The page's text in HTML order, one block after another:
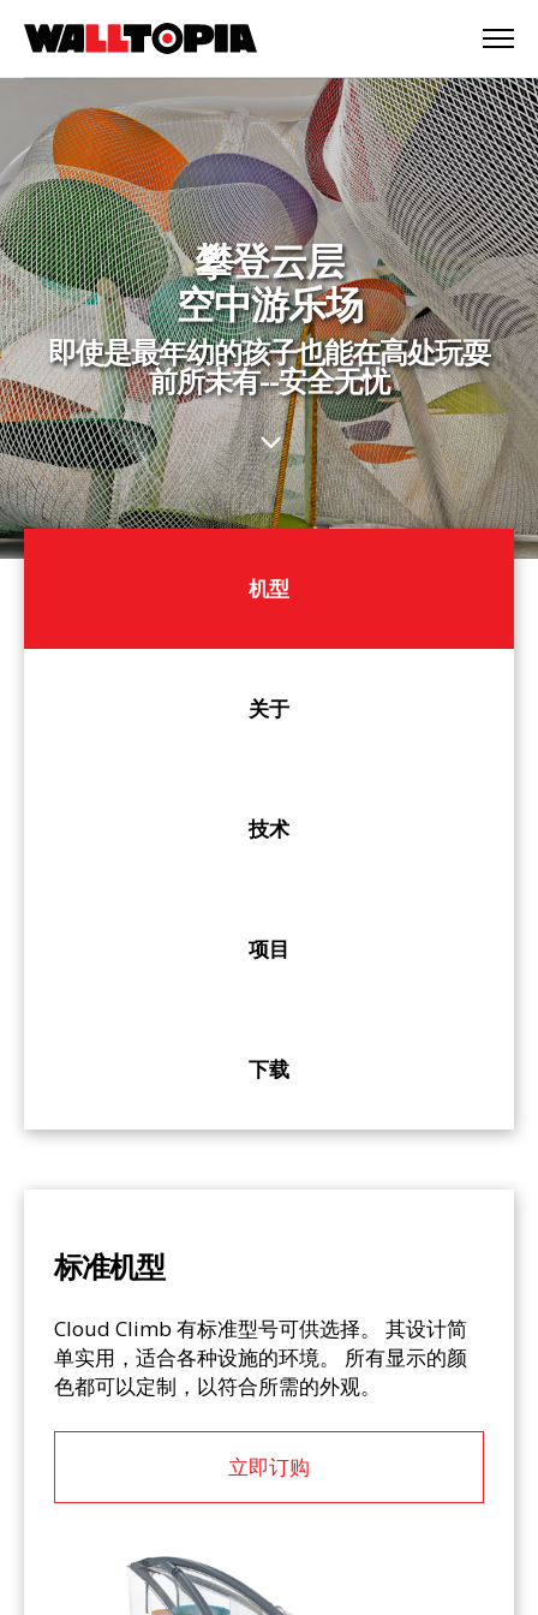
简体中文
攀登云层
空中游乐场
即使是最年幼的孩子也能在高处玩耍
前所未有--安全无忧
机型
关于
技术
项目
下载
标准机型
Cloud Climb 有标准型号可供选择。 其设计简
单实用，适合各种设施的环境。 所有显示的颜
色都可以定制，以符合所需的外观。
立即订购